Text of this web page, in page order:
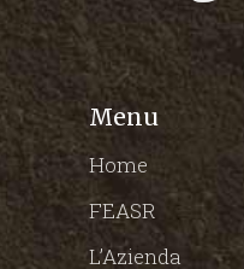
Menu
Home
FEASR
L’Azienda